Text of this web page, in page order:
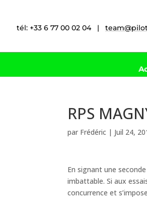
tél: +33 6 77 00 02 04 |
RPS
par Frédéric | Juil 24,
En signant une
imbattable. Si aux
concurrence et